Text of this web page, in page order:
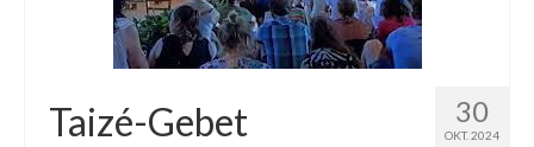
30
OKT. 2024
Taizé-Gebet